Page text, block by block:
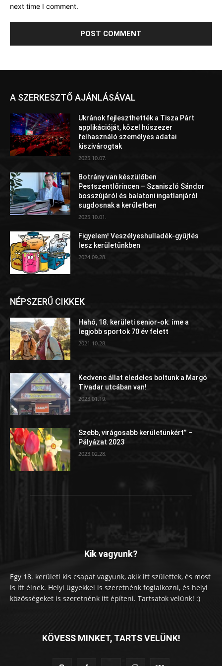
next time I comment.
A SZERKESZTŐ AJÁNLÁSÁVAL
Ukránok fejleszthették a Tisza Párt
applikációját, közel húszezer
felhasználó személyes adatai
kiszivárogtak
2025.10.07.
Botrány van készülőben
Pestszentlőrincen – Szaniszló Sándor
bosszújáról és balatoni ingatlanjáról
sugdosnak a kerületben
2025.10.01.
Figyelem! Veszélyeshulladék-gyűjtés
lesz kerületünkben
2024.09.28.
NÉPSZERŰ CIKKEK
Hahó, 18. kerületi senior-ok: íme a
legjobb sportok 70 év felett
2021.10.28.
Kedvenc állat eledeles boltunk a Margó
Tivadar utcában van!
2023.01.19.
Szebb, virágosabb kerületünkért” –
Pályázat 2023
2023.02.28.
Kik vagyunk?
Egy 18. kerületi kis csapat vagyunk, akik itt születtek, és most
is itt élnek. Helyi ügyekkel is szeretnénk foglalkozni, és helyi
közösségeket is szeretnénk itt építeni. Tartsatok velünk! :)
KÖVESS MINKET, TARTS VELÜNK!